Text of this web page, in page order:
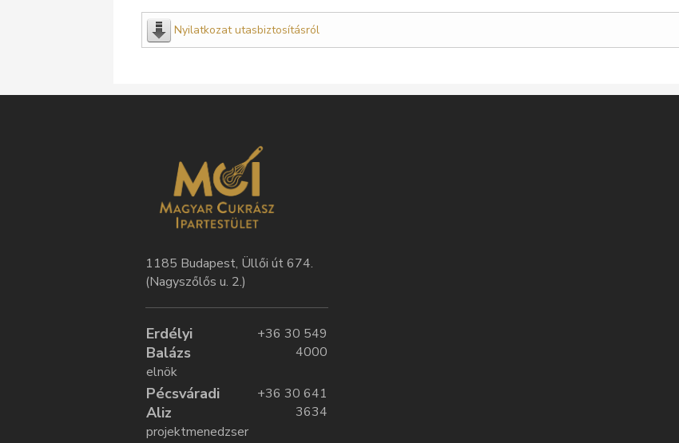
Nyilatkozat utasbiztosításról
1185 Budapest, Üllői út 674.
(Nagyszőlős u. 2.)
Erdélyi
Balázs
elnök
+36 30 549
4000
Pécsváradi
Aliz
projektmenedzser
+36 30 641
3634